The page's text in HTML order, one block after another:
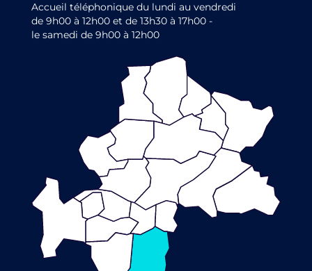
Accueil téléphonique du lundi au vendredi
de 9h00 à 12h00 et de 13h30 à 17h00 -
le samedi de 9h00 à 12h00